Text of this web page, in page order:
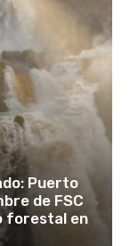
Puerto
de FSC
forestal en